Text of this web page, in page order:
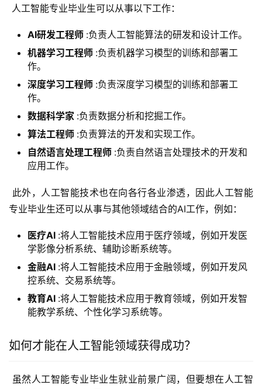
人工智能专业毕业生可以从事以下工作：
AI研发工程师 :负责人工智能算法的研发和设计工作。
机器学习工程师 :负责机器学习模型的训练和部署工
作。
深度学习工程师 :负责深度学习模型的训练和部署工
作。
数据科学家 :负责数据分析和挖掘工作。
算法工程师 :负责算法的开发和实现工作。
自然语言处理工程师 :负责自然语言处理技术的开发和
应用工作。
专业毕业生还可以从事与其他领域结合的AI工作，例如：
医疗AI :将人工智能技术应用于医疗领域，例如开发医
学影像分析系统、辅助诊断系统等。
金融AI :将人工智能技术应用于金融领域，例如开发风
控系统、交易系统等。
教育AI :将人工智能技术应用于教育领域，例如开发智
能教学系统、个性化学习系统等。
如何才能在人工智能领域获得成功？